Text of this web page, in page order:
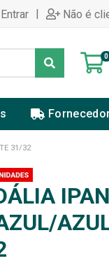
| Não é
0
31/32